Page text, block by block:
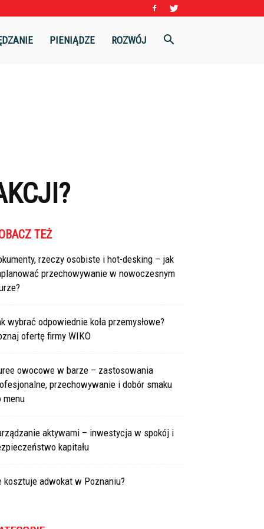
PIENIĄDZE ROZWÓJ
TEŻ
rzeczy osobiste i hot-desking – jak
przechowywanie w nowoczesnym
wybrać odpowiednie koła przemysłowe?
ofertę firmy WIKO
owocowe w barze – zastosowania
przechowywanie i dobór smaku
menu
aktywami – inwestycja w spokój i
kapitału
kosztuje adwokat w Poznaniu?